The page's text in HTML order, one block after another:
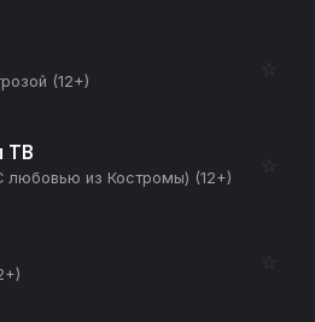
(12+)
☆
ТВ
любовью из Костромы) (12+)
☆
☆